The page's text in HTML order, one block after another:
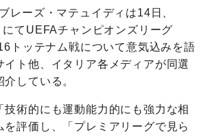
レーズ・マテュイディは14日、
にてUEFAチャンピオンズリーグ
トッテナム戦について意気込みを語
イト他、イタリア各メディアが同選
している。
技術的にも運動能力的にも強力な相
を評価し、「プレミアリーグで見ら